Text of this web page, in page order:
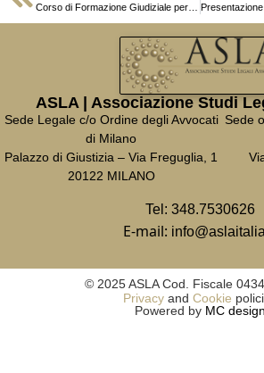
ASLA | Associazione Studi
Sede Legale c/o Ordine degli Avvocati
di Milano
Palazzo di Giustizia – Via Freguglia, 1
20122 MILANO
Sede
Tel: 348.7530626
E-mail:
© 2025 ASLA Cod. Fiscale
Privacyand Cookie
Powered by MC design